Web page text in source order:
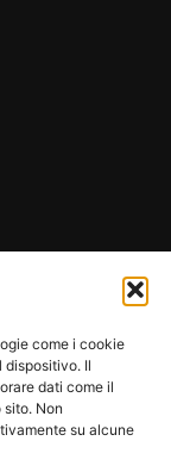
come i cookie
dispositivo. Il
dati come il
Non
su alcune